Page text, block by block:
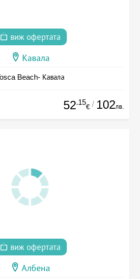
виж офертата
Кавала
Beach- Кавала
52.15
€ / 102лв.
виж офертата
Албена